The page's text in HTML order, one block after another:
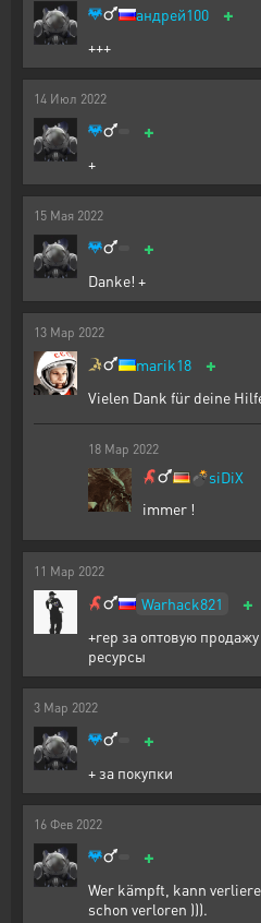
андрей100 +
+++
14 Июл 2022
+
+
15 Мая 2022
+
Danke! +
13 Мар 2022
marik18 +
Vielen Dank für deine
18 Мар 2022
💣siDiX
immer !
11 Мар 2022
Warhack821 +
+rep за оптовую
ресурсы
3 Мар 2022
+
+ за покупки
16 Фев 2022
+
Wer kämpft, kann
schon verloren ))).